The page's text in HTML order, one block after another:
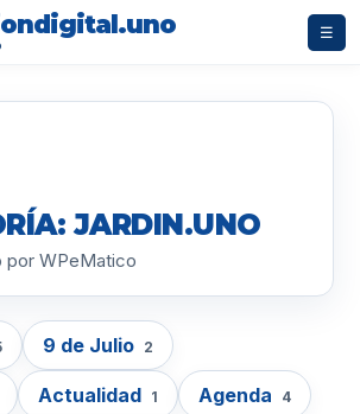
☰
JARDIN.UNO
por WPeMatico
9 de Julio 2
Actualidad 1 Agenda 4